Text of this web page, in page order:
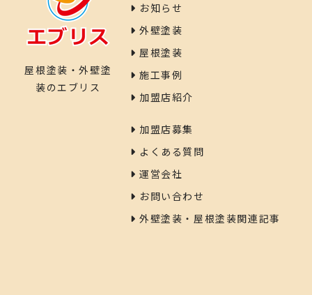
屋根塗装・外壁塗
装のエブリス
お知らせ
外壁塗装
屋根塗装
施工事例
加盟店紹介
加盟店募集
よくある質問
運営会社
お問い合わせ
外壁塗装・屋根塗装関連記事